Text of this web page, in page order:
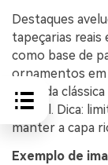
Destaques
tapeçarias reais
como base de
ornamentos em
serifada
formal. Dica:
manter a capa
Exemplo de